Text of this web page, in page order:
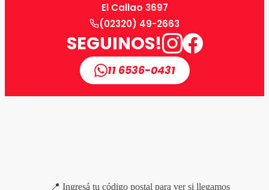
El Callao 3697
(02320) 49-2663
SEGUINOS!
11 6536-0431
📍 Ingresá tu código postal para ver si llegamos